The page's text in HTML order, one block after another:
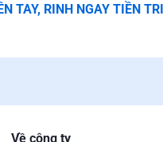
TAY, RINH NGAY TIỀN
Về công ty